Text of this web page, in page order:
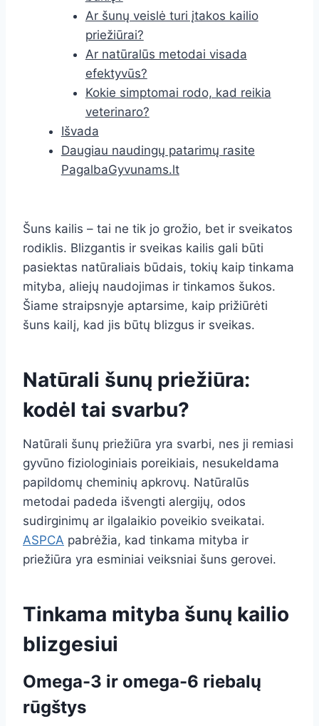
Ar šunų veislė turi įtakos kailio
priežiūrai?
Ar natūralūs metodai visada
efektyvūs?
Kokie simptomai rodo, kad reikia
veterinaro?
Išvada
Daugiau naudingų patarimų rasite
PagalbaGyvunams.lt
Šuns kailis – tai ne tik jo grožio, bet ir sveikatos
rodiklis. Blizgantis ir sveikas kailis gali būti
pasiektas natūraliais būdais, tokių kaip tinkama
mityba, aliejų naudojimas ir tinkamos šukos.
Šiame straipsnyje aptarsime, kaip prižiūrėti
šuns kailį, kad jis būtų blizgus ir sveikas.
Natūrali šunų priežiūra:
kodėl tai svarbu?
Natūrali šunų priežiūra yra svarbi, nes ji remiasi
gyvūno fiziologiniais poreikiais, nesukeldama
papildomų cheminių apkrovų. Natūralūs
metodai padeda išvengti alergijų, odos
sudirginimų ar ilgalaikio poveikio sveikatai.
ASPCA pabrėžia, kad tinkama mityba ir
priežiūra yra esminiai veiksniai šuns gerovei.
Tinkama mityba šunų kailio
blizgesiui
Omega-3 ir omega-6 riebalų
rūgštys